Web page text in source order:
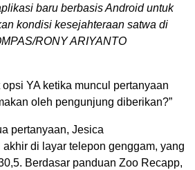
baru berbasis Android untuk
kondisi kesejahteraan satwa di
RONY ARIYANTO
YA ketika muncul pertanyaan
oleh pengunjung diberikan?”
pertanyaan, Jesica
di layar telepon genggam, yang
Berdasar panduan Zoo Recapp,